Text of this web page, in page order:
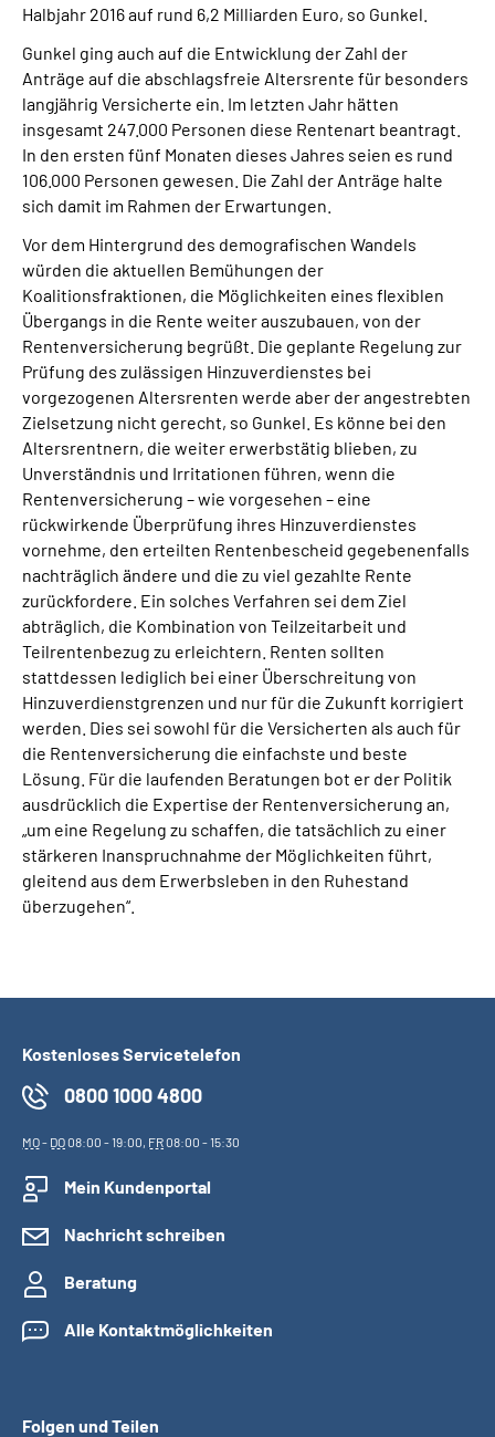
Halbjahr 2016 auf rund 6,2 Milliarden Euro, so Gunkel.
Gunkel ging auch auf die Entwicklung der Zahl der
Anträge auf die abschlagsfreie Altersrente für besonders
langjährig Versicherte ein. Im letzten Jahr hätten
insgesamt 247.000 Personen diese Rentenart beantragt.
In den ersten fünf Monaten dieses Jahres seien es rund
106.000 Personen gewesen. Die Zahl der Anträge halte
sich damit im Rahmen der Erwartungen.
Vor dem Hintergrund des demografischen Wandels
würden die aktuellen Bemühungen der
Koalitionsfraktionen, die Möglichkeiten eines flexiblen
Übergangs in die Rente weiter auszubauen, von der
Rentenversicherung begrüßt. Die geplante Regelung zur
Prüfung des zulässigen Hinzuverdienstes bei
vorgezogenen Altersrenten werde aber der angestrebten
Zielsetzung nicht gerecht, so Gunkel. Es könne bei den
Altersrentnern, die weiter erwerbstätig blieben, zu
Unverständnis und Irritationen führen, wenn die
Rentenversicherung – wie vorgesehen – eine
rückwirkende Überprüfung ihres Hinzuverdienstes
vornehme, den erteilten Rentenbescheid gegebenenfalls
nachträglich ändere und die zu viel gezahlte Rente
zurückfordere. Ein solches Verfahren sei dem Ziel
abträglich, die Kombination von Teilzeitarbeit und
Teilrentenbezug zu erleichtern. Renten sollten
stattdessen lediglich bei einer Überschreitung von
Hinzuverdienstgrenzen und nur für die Zukunft korrigiert
werden. Dies sei sowohl für die Versicherten als auch für
die Rentenversicherung die einfachste und beste
Lösung. Für die laufenden Beratungen bot er der Politik
ausdrücklich die Expertise der Rentenversicherung an,
„um eine Regelung zu schaffen, die tatsächlich zu einer
stärkeren Inanspruchnahme der Möglichkeiten führt,
gleitend aus dem Erwerbsleben in den Ruhestand
überzugehen“.
Kostenloses Servicetelefon
0800 1000 4800
MO- DO08:00 - 19:00, FR08:00 - 15:30
Mein Kundenportal
Nachricht schreiben
Beratung
Alle Kontaktmöglichkeiten
Folgen und Teilen